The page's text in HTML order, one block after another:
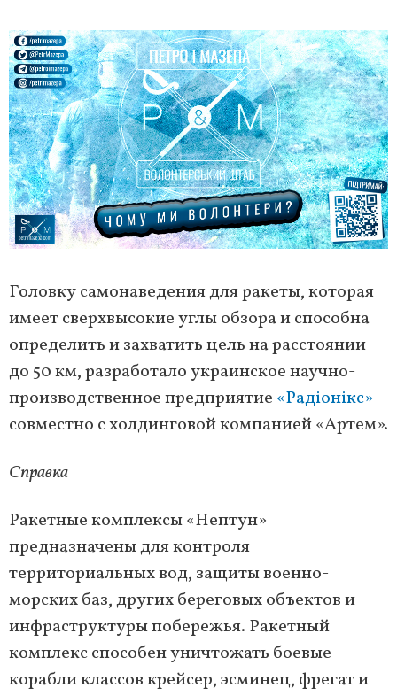
Головку самонаведения для ракеты, которая
имеет сверхвысокие углы обзора и способна
определить и захватить цель на расстоянии
до 50 км, разработало украинское научно-
производственное предприятие «Радіонікс»
совместно с холдинговой компанией «Артем».
Справка
Ракетные комплексы «Нептун»
предназначены для контроля
территориальных вод, защиты военно-
морских баз, других береговых объектов и
инфраструктуры побережья. Ракетный
комплекс способен уничтожать боевые
корабли классов крейсер, эсминец, фрегат и